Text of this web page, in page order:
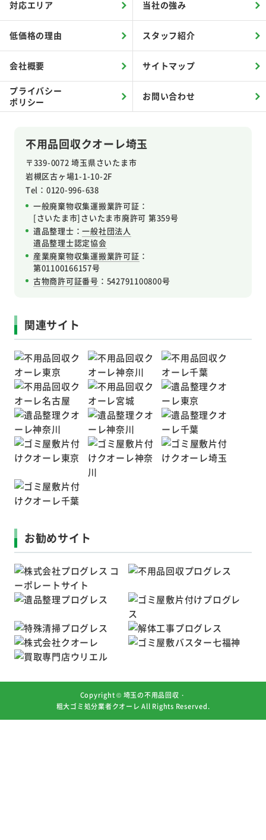
不用品回収クオーレ埼玉
〒339-0072 埼玉県さいたま市
岩槻区古ヶ場1-1-10-2F
Tel：0120-996-638
一般廃棄物収集運搬業許可証：
[さいたま市]さいたま市廃許可 第359号
遺品整理士：一般社団法人
遺品整理士認定協会
産業廃棄物収集運搬業許可証 ：
第01100166157号
古物商許可証番号 ：542791100800号
対応エリア 当社の強み
低価格の理由 スタッフ紹介
会社概要 サイトマップ
プライバシー
ポリシー
お問い合わせ
関連サイト
お勧めサイト
Copyright © 埼玉の不用品回収・
粗大ゴミ処分業者クオーレ All Rights Reserved.